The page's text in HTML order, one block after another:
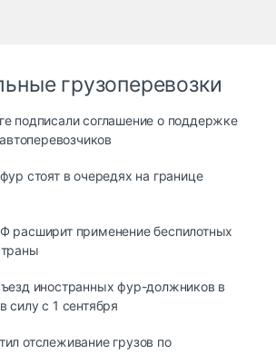
грузоперевозки
подписали соглашение о поддержке
стоят в очередях на границе
расширит применение беспилотных
иностранных фур-должников в
силу с 1 сентября
отслеживание грузов по